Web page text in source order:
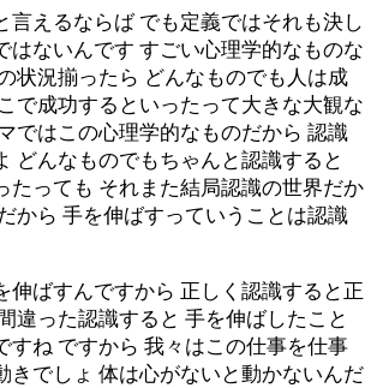
言えるならば でも定義ではそれも決し
はないんです すごい心理学的なものな
状況揃ったら どんなものでも人は成
で成功するといったって大きな大観な
ではこの心理学的なものだから 認識
どんなものでもちゃんと認識すると
たっても それまた結局認識の世界だか
から 手を伸ばすっていうことは認識
伸ばすんですから 正しく認識すると正
違った認識すると 手を伸ばしたこと
すね ですから 我々はこの仕事を仕事
きでしょ 体は心がないと動かないんだ